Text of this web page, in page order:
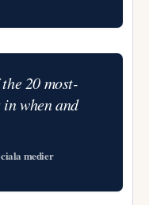
20 most-
when and
medier